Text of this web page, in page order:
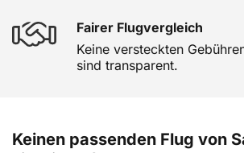
Fairer Flugvergleich
Keine versteckten
sind transparent.
Keinen passenden Flug von